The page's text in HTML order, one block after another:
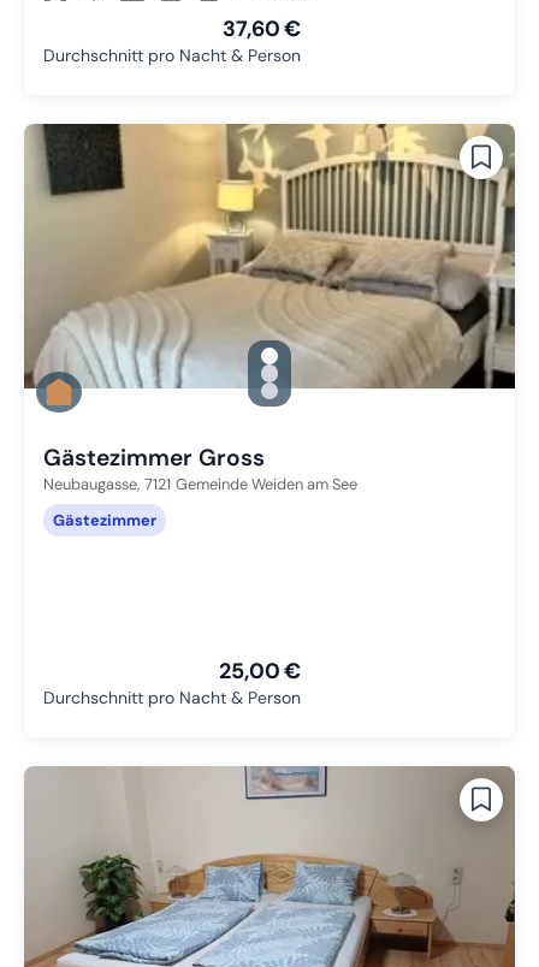
37,60 €
Durchschnitt pro Nacht & Person
gallery.slide_selector
Zu Slide 1 wechseln
Zu Slide 2 wechseln
Zu Slide 3 wechseln
Gästezimmer Gross
Neubaugasse, 7121 Gemeinde Weiden am See
Gästezimmer
25,00 €
Durchschnitt pro Nacht & Person